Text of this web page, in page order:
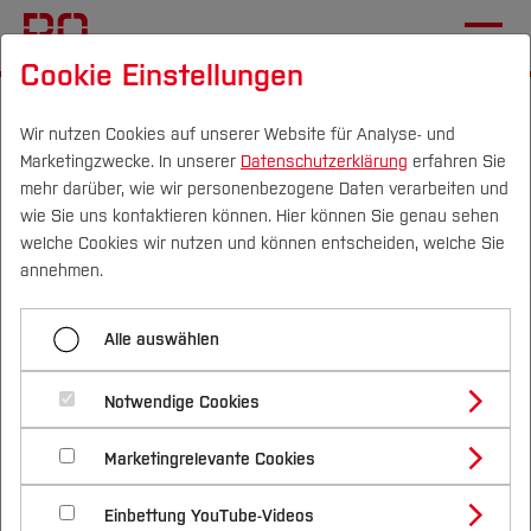
Campus Personen DE|EN Quicklinks
Studium
Studienangebote
Bachelorstudiengänge
Masterstudiengänge
Vor dem Studium
Bewerben & Einschreiben
Bewerbungsportal
Im Studium
Studienbüros und Prüfungen
Nach dem Studium
Forschung & Transfer
Profil
Forschungs- und Transferprofil
Schwerpunkte (FuT)
Beratung & Förderung
Nachhaltigkeit
Nachhaltigkeit studieren
International
Dezernat 3
Menü aufklappen
Dezernat 2
Dezernat 3
Dezernat 4
Dezernat 5
Dezernat 3 -
Kommunikation
Das Dezernat 3 ist für die Markenführung, die
interne und externe Kommunikation, das
Cookie Einstellungen
Wir nutzen Cookies auf unserer Website für Analyse- und
Marketingzwecke. In unserer Datenschutzerklärung erfahren Sie
mehr darüber, wie wir personenbezogene Daten verarbeiten und
wie Sie uns kontaktieren können. Hier können Sie genau sehen
welche Cookies wir nutzen und können entscheiden, welche Sie
annehmen.
Alle auswählen
Notwendige Cookies
Marketingrelevante Cookies
Einbettung YouTube-Videos